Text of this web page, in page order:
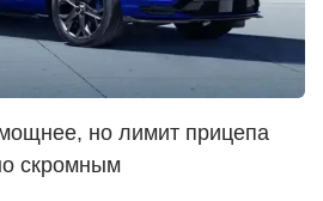
но лимит прицепа
скромным